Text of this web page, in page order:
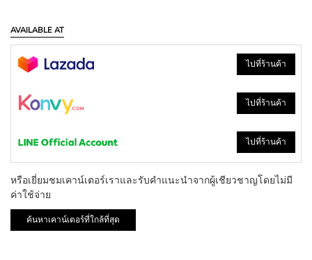
AVAILABLE AT
ไปที่ร้านค้า
ไปที่ร้านค้า
ไปที่ร้านค้า
หรือเยี่ยมชมเคาน์เตอร์เราและรับคำแนะนำจากผู้เชียวชาญโดยไม่มี
ค่าใช้จ่าย
ค้นหาเคาน์เตอร์ที่ใกล้ที่สุด